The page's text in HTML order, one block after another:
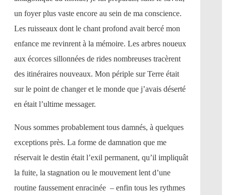
un foyer plus vaste encore au sein de ma conscience.
Les ruisseaux dont le chant profond avait bercé mon
enfance me revinrent à la mémoire. Les arbres noueux
aux écorces sillonnées de rides nombreuses tracèrent
des itinéraires nouveaux. Mon périple sur Terre était
sur le point de changer et le monde que j’avais déserté
en était l’ultime messager.
Nous sommes probablement tous damnés, à quelques
exceptions près. La forme de damnation que me
réservait le destin était l’exil permanent, qu’il impliquât
la fuite, la stagnation ou le mouvement lent d’une
routine faussement enracinée – enfin tous les rythmes